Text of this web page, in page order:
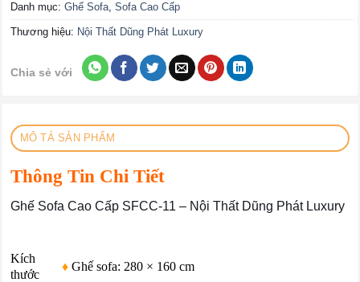
Danh mục: Ghế Sofa, Sofa Cao Cấp
Thương hiệu: Nội Thất Dũng Phát Luxury
Chia sẻ với
MÔ TẢ SẢN PHẨM
Thông Tin Chi Tiết
Ghế Sofa Cao Cấp SFCC-11 – Nội Thất Dũng Phát Luxury
Kích
thước
♦ Ghế sofa: 280 × 160 cm